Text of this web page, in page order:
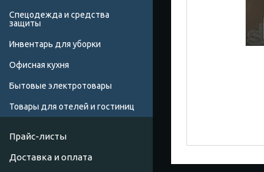
Спецодежда и средства
защиты
Инвентарь для уборки
Офисная кухня
Бытовые электротовары
Товары для отелей и гостиниц
Прайс-листы
Доставка и оплата